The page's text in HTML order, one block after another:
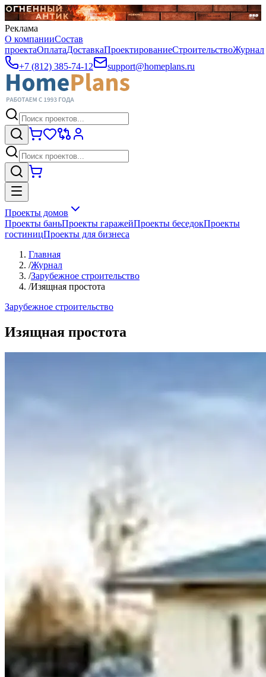
Реклама
О компанииСостав
проектаОплатаДоставкаПроектированиеСтроительствоЖурнал
+7 (812) 385-74-12
support@homeplans.ru
Проекты домов
Проекты баньПроекты гаражейПроекты беседокПроекты
гостиницПроекты для бизнеса
Главная
/Журнал
/Зарубежное строительство
/Изящная простота
Зарубежное строительство
Изящная простота